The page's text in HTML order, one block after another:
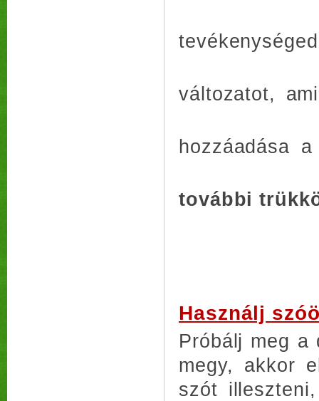
változatot,
hozzáadása
további
Használj
Próbálj meg a
megy, akkor
szót